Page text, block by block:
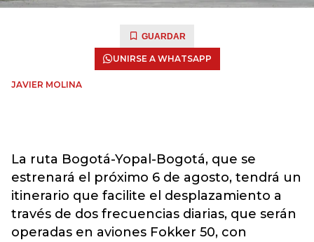
GUARDAR
UNIRSE A WHATSAPP
JAVIER MOLINA
La ruta Bogotá-Yopal-Bogotá, que se
estrenará el próximo 6 de agosto, tendrá un
itinerario que facilite el desplazamiento a
través de dos frecuencias diarias, que serán
operadas en aviones Fokker 50, con